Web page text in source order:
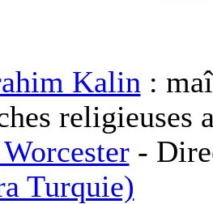
Kalin :
religieuses
-
Turquie)